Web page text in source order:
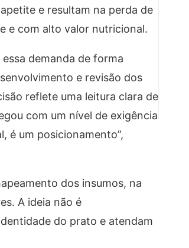
e resultam na perda de
e com alto valor nutricional.
demanda de forma
e revisão dos
reflete uma leitura clara de
com um nível de exigência
é um posicionamento”,
dos insumos, na
A ideia não é
do prato e atendam